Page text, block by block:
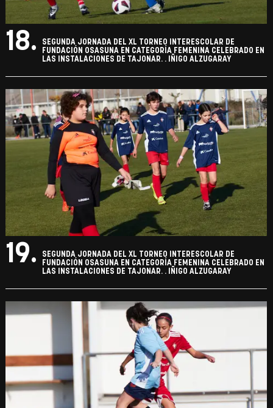
18.
SEGUNDA JORNADA DEL XL TORNEO INTERESCOLAR DE
FUNDACIÓN OSASUNA EN CATEGORÍA FEMENINA CELEBRADO EN
LAS INSTALACIONES DE TAJONAR. . IÑIGO ALZUGARAY
19.
SEGUNDA JORNADA DEL XL TORNEO INTERESCOLAR DE
FUNDACIÓN OSASUNA EN CATEGORÍA FEMENINA CELEBRADO EN
LAS INSTALACIONES DE TAJONAR. . IÑIGO ALZUGARAY